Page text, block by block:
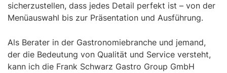
sicherzustellen, dass jedes Detail perfekt ist – von der
Menüauswahl bis zur Präsentation und Ausführung.
Als Berater in der Gastronomiebranche und jemand,
der die Bedeutung von Qualität und Service versteht,
kann ich die Frank Schwarz Gastro Group GmbH